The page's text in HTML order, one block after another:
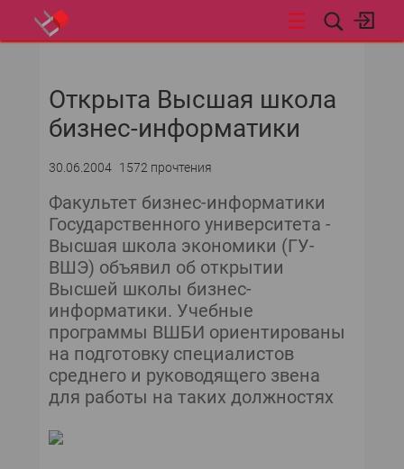
Открыта Высшая школа
бизнес-информатики
30.06.2004 1572 прочтения
Факультет бизнес-информатики
Государственного университета -
Высшая школа экономики (ГУ-
ВШЭ) объявил об открытии
Высшей школы бизнес-
информатики. Учебные
программы ВШБИ ориентированы
на подготовку специалистов
среднего и руководящего звена
для работы на таких должностях